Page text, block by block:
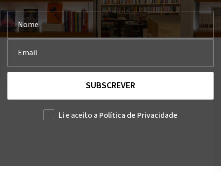
SUBSCREVER
Li e aceito a Política de Privacidade